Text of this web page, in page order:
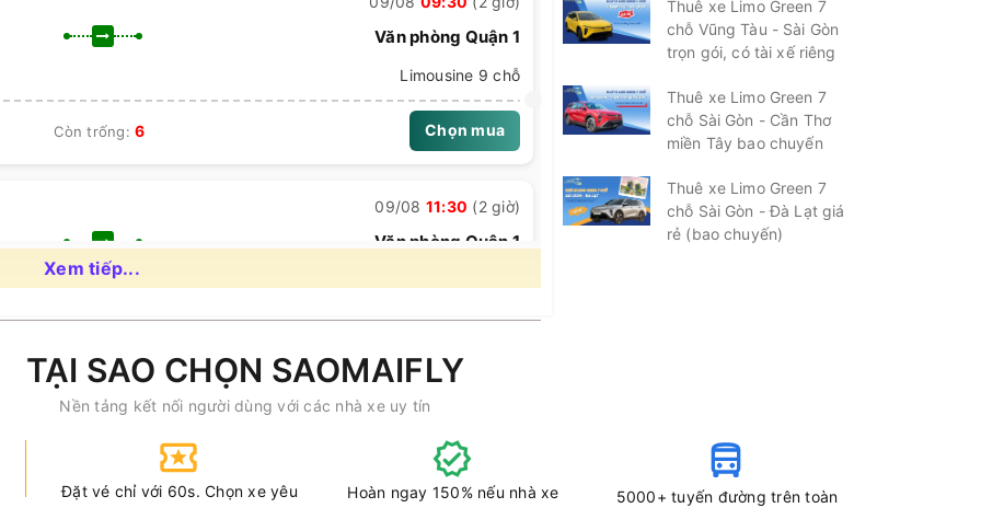
nơi trong TP Vũng Tàu, phường Long Tâm, Bà Rịa…
bay Tân Sơn Nhất
từ văn phòng Vũng Tàu lúc 05:15 - 14:15
vào các khung giờ 09:00, 11:00, 14:00
Văn phòng Quận 1
Limousine 9 chỗ
Còn trống:6 Chọn mua
09/08 11:30 (2 giờ)
Văn phòng Quận 1
09/0811:45
Văn phòng Quận 1
Limousine 9 chỗ
Xem tiếp...
Thuê xe Limo Green 7
chỗ Vũng Tàu - Sài Gòn
trọn gói, có tài xế riêng
Thuê xe Limo Green 7
chỗ Sài Gòn - Cần Thơ
miền Tây bao chuyến
Thuê xe Limo Green 7
chỗ Sài Gòn - Đà Lạt giá
rẻ (bao chuyến)
TẠI SAO CHỌN SAOMAIFLY
Nền tảng kết nối người dùng với các nhà xe uy tín
Đặt vé chỉ với 60s. Chọn xe yêu
Hoàn ngay 150% nếu nhà xe
5000+ tuyến đường trên toàn